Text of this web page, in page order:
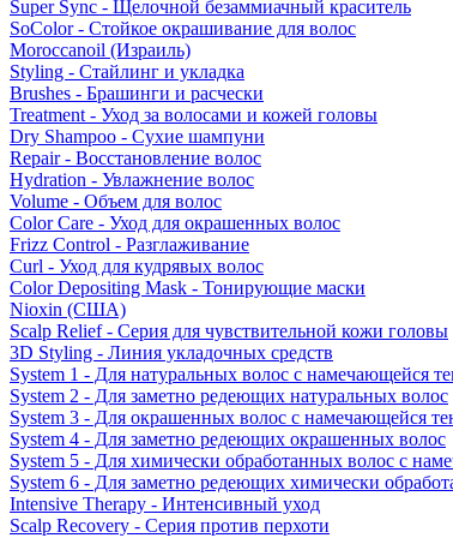
Super Sync - Щелочной безаммиачный краситель
SoColor - Стойкое окрашивание для волос
Moroccanoil (Израиль)
Styling - Стайлинг и укладка
Brushes - Брашинги и расчески
Treatment - Уход за волосами и кожей головы
Dry Shampoo - Сухие шампуни
Repair - Восстановление волос
Hydration - Увлажнение волос
Volume - Объем для волос
Color Care - Уход для окрашенных волос
Frizz Control - Разглаживание
Curl - Уход для кудрявых волос
Color Depositing Mask - Тонирующие маски
Nioxin (США)
Scalp Relief - Серия для чувствительной кожи головы
3D Styling - Линия укладочных средств
System 1 - Для натуральных волос с намечающейся
System 2 - Для заметно редеющих натуральных волос
System 3 - Для окрашенных волос с намечающейся
System 4 - Для заметно редеющих окрашенных волос
System 5 - Для химически обработанных волос с
System 6 - Для заметно редеющих химически
Intensive Therapy - Интенсивный уход
Scalp Recovery - Серия против перхоти